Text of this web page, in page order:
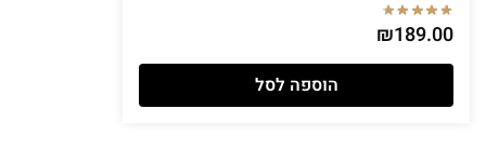
₪189.00
הוספה לסל